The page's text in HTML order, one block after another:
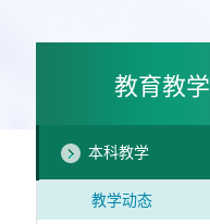
教育教学
本科教学
教学动态